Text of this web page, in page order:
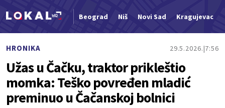
Beograd Niš Novi Sad Kragujevac
HRONIKA 29.5.2026. 7:56
Užas u Čačku, traktor prikleštio
momka: Teško povređen mladić
preminuo u Čačanskoj bolnici